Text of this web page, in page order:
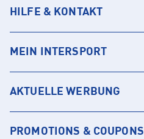
HILFE & KONTAKT
MEIN INTERSPORT
AKTUELLE WERBUNG
PROMOTIONS & COUPONS